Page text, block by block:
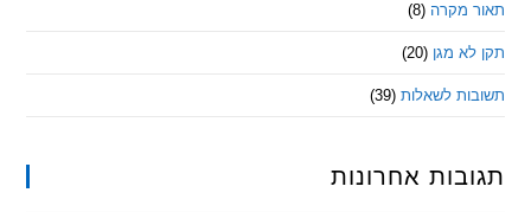
(8)
מגן (20)
לשאלות (39)
אחרונות